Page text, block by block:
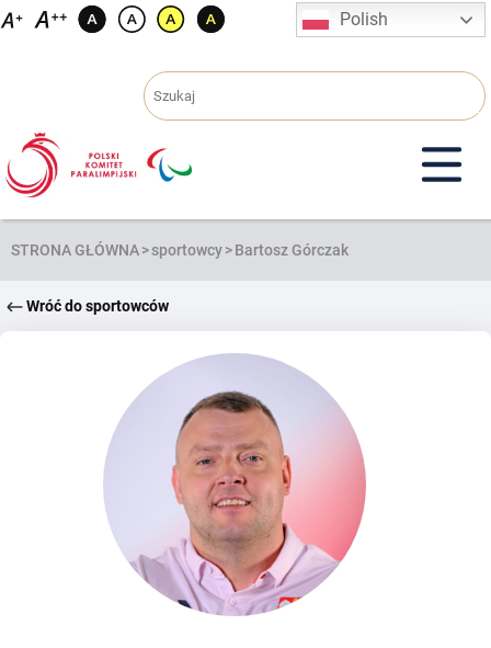
Przejdź
Polish
STRONA GŁÓWNA>sportowcy>Bartosz Górczak
Wróć do sportowców